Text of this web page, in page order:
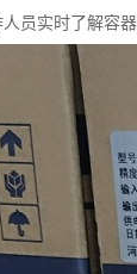
员实时了解容